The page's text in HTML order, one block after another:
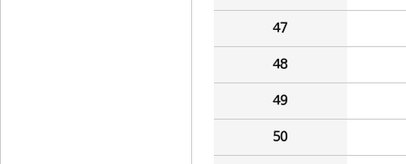
47
48
49
50